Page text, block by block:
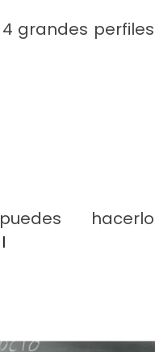
grandes perfiles
hacerlo